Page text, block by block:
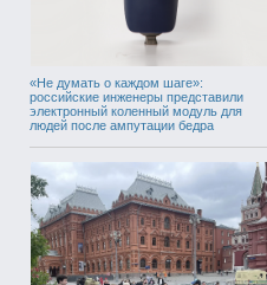
«Не думать о каждом шаге»:
российские инженеры представили
электронный коленный модуль для
людей после ампутации бедра